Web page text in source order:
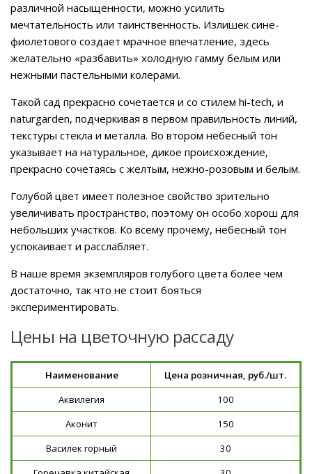
различной насыщенности, можно усилить
мечтательность или таинственность. Излишек сине-
фиолетового создает мрачное впечатление, здесь
желательно «разбавить» холодную гамму белым или
нежными пастельными колерами.
Такой сад прекрасно сочетается и со стилем hi-tech, и
naturgarden, подчеркивая в первом правильность линий,
текстуры стекла и металла. Во втором небесный тон
указывает на натуральное, дикое происхождение,
прекрасно сочетаясь с желтым, нежно-розовым и белым.
Голубой цвет имеет полезное свойство зрительно
увеличивать пространство, поэтому он особо хорош для
небольших участков. Ко всему прочему, небесный тон
успокаивает и расслабляет.
В наше время экземпляров голубого цвета более чем
достаточно, так что не стоит бояться
экспериментировать.
Цены на цветочную рассаду
Наименование
Цена розничная, руб./шт.
Аквилегия
100
Аконит
150
Василек горный
30